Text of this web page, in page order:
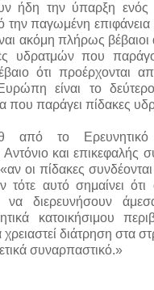
ήδη την ύπαρξη
την παγωμένη
ακόμη πλήρως βέβαιοι
υδρατμών που
ότι προέρχονται
είναι το
που παράγει πίδακες
από το Ερευνητικό
Αντόνιο και επικεφαλής
«αν οι πίδακες
αυτό σημαίνει ότι
να διερευνήσουν
κατοικήσιμου
διάτρηση στα
συναρπαστικό.»